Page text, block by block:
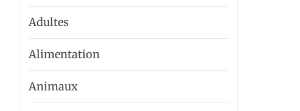
Adultes
Alimentation
Animaux